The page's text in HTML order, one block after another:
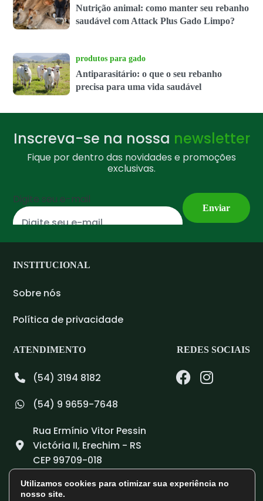
Nutrição animal: como manter seu rebanho
saudável com Attack Plus Gado Limpo?
produtos para gado
Antiparasitário: o que o seu rebanho
precisa para uma vida saudável
Inscreva-se na nossa newsletter
Fique por dentro das novidades e promoções
exclusivas.
Digite seu e-mail
INSTITUCIONAL
Sobre nós
Política de privacidade
ATENDIMENTO
(54) 3194 8182
(54) 9 9659-7648
Rua Ermínio Vitor Pessin
Victória II, Erechim - RS
CEP 99709-018
REDES SOCIAIS
Utilizamos cookies para otimizar sua experiência no
nosso site.